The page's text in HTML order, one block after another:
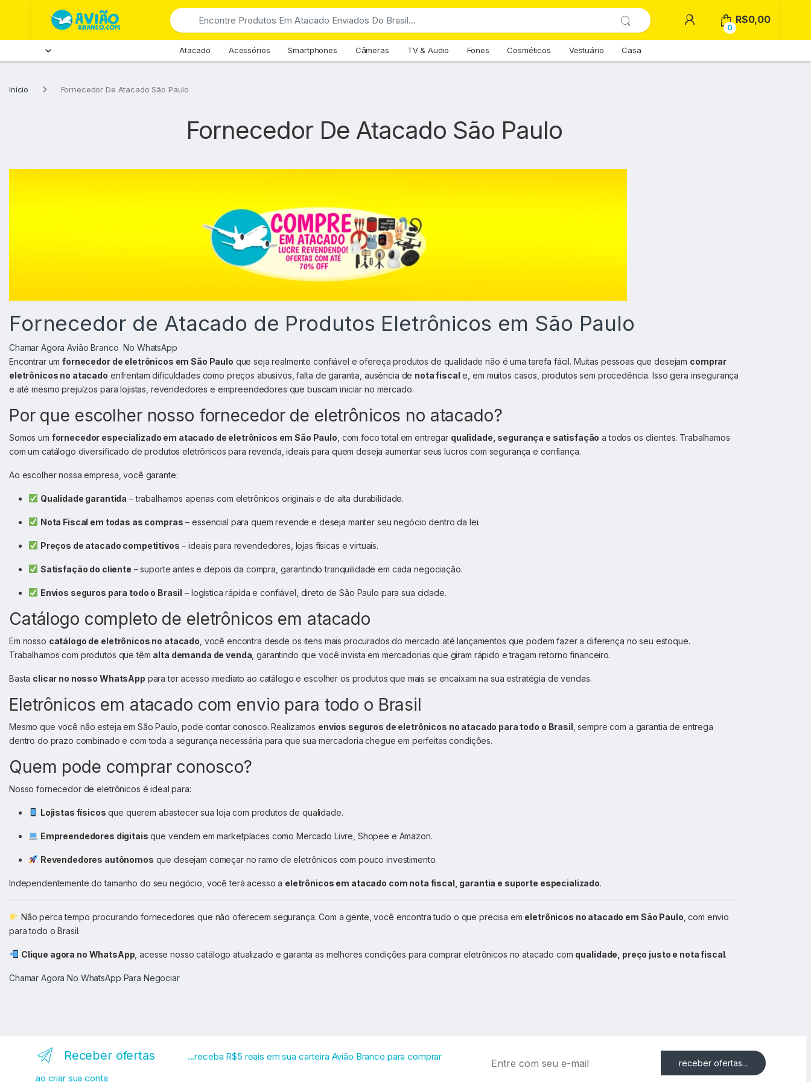
0
R$0,00
Atacado Acessórios Smartphones Câmeras TV & Audio Fones Cosméticos Vestuário Casa
Início Fornecedor De Atacado São Paulo
Fornecedor De Atacado São Paulo
Fornecedor de Atacado de Produtos Eletrônicos em São Paulo
Chamar Agora Avião Branco No WhatsApp
Encontrar umfornecedor de eletrônicos em São Paulo que seja realmente confiável e ofereça produtos de qualidade não é uma tarefa fácil. Muitas pessoas que desejam comprar
eletrônicos no atacado enfrentam dificuldades como preços abusivos, falta de garantia, ausência de nota fiscal e, em muitos casos, produtos sem procedência. Isso gera insegurança
e até mesmo prejuízos para lojistas, revendedores e empreendedores que buscam iniciar no mercado.
Por que escolher nosso fornecedor de eletrônicos no atacado?
Somos um fornecedor especializado em atacado de eletrônicos em São Paulo , com foco total em entregar qualidade, segurança e satisfação a todos os clientes. Trabalhamos
com um catálogo diversificado de produtos eletrônicos para revenda, ideais para quem deseja aumentar seus lucros com segurança e confiança.
Ao escolher nossa empresa, você garante:
Qualidade garantida – trabalhamos apenas com eletrônicos originais e de alta durabilidade.
Nota Fiscal em todas as compras – essencial para quem revende e deseja manter seu negócio dentro da lei.
Preços de atacado competitivos – ideais para revendedores, lojas físicas e virtuais.
Satisfação do cliente – suporte antes e depois da compra, garantindo tranquilidade em cada negociação.
Envios seguros para todo o Brasil – logística rápida e confiável, direto de São Paulo para sua cidade.
Catálogo completo de eletrônicos em atacado
Em nosso catálogo de eletrônicos no atacado , você encontra desde os itens mais procurados do mercado até lançamentos que podem fazer a diferença no seu estoque.
Trabalhamos com produtos que têm alta demanda de venda , garantindo que você invista em mercadorias que giram rápido e tragam retorno financeiro.
Basta clicar no nosso WhatsApp para ter acesso imediato ao catálogo e escolher os produtos que mais se encaixam na sua estratégia de vendas.
Eletrônicos em atacado com envio para todo o Brasil
Mesmo que você não esteja em São Paulo, pode contar conosco. Realizamos envios seguros de eletrônicos no atacado para todo o Brasil , sempre com a garantia de entrega
dentro do prazo combinado e com toda a segurança necessária para que sua mercadoria chegue em perfeitas condições.
Quem pode comprar conosco?
Nosso fornecedor de eletrônicos é ideal para:
Lojistas físicos que querem abastecer sua loja com produtos de qualidade.
Empreendedores digitais que vendem em marketplaces como Mercado Livre, Shopee e Amazon.
Revendedores autônomos que desejam começar no ramo de eletrônicos com pouco investimento.
Independentemente do tamanho do seu negócio, você terá acesso a eletrônicos em atacado com nota fiscal, garantia e suporte especializado.
Não perca tempo procurando fornecedores que não oferecem segurança. Com a gente, você encontra tudo o que precisa em eletrônicos no atacado em São Paulo , com envio
para todo o Brasil.
Clique agora no WhatsApp , acesse nosso catálogo atualizado e garanta as melhores condições para comprar eletrônicos no atacado com qualidade, preço justo e nota fiscal.
Chamar Agora No WhatsApp Para Negociar
Receber ofertas
...receba R$5 reais em sua carteira Avião Branco para comprar
ao criar sua conta
receber ofertas...